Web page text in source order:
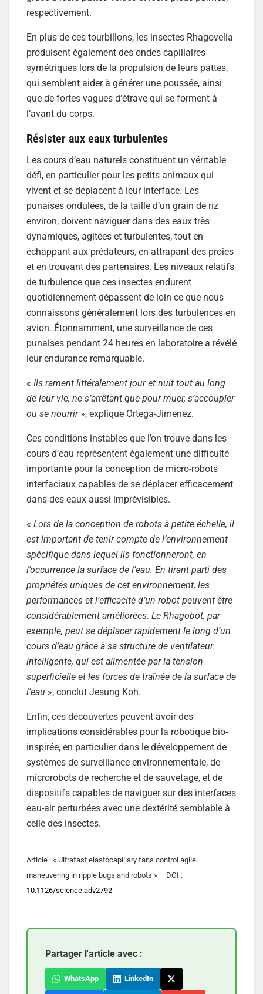
respectivement.
En plus de ces tourbillons, les insectes Rhagovelia
produisent également des ondes capillaires
symétriques lors de la propulsion de leurs pattes,
qui semblent aider à générer une poussée, ainsi
que de fortes vagues d’étrave qui se forment à
l’avant du corps.
Résister aux eaux turbulentes
Les cours d’eau naturels constituent un véritable
défi, en particulier pour les petits animaux qui
vivent et se déplacent à leur interface. Les
punaises ondulées, de la taille d’un grain de riz
environ, doivent naviguer dans des eaux très
dynamiques, agitées et turbulentes, tout en
échappant aux prédateurs, en attrapant des proies
et en trouvant des partenaires. Les niveaux relatifs
de turbulence que ces insectes endurent
quotidiennement dépassent de loin ce que nous
connaissons généralement lors des turbulences en
avion. Étonnamment, une surveillance de ces
punaises pendant 24 heures en laboratoire a révélé
leur endurance remarquable.
« Ils rament littéralement jour et nuit tout au long
de leur vie, ne s’arrêtant que pour muer, s’accoupler
ou se nourrir», explique Ortega-Jimenez.
Ces conditions instables que l’on trouve dans les
cours d’eau représentent également une difficulté
importante pour la conception de micro-robots
interfaciaux capables de se déplacer efficacement
dans des eaux aussi imprévisibles.
« Lors de la conception de robots à petite échelle, il
est important de tenir compte de l’environnement
spécifique dans lequel ils fonctionneront, en
l’occurrence la surface de l’eau. En tirant parti des
propriétés uniques de cet environnement, les
performances et l’efficacité d’un robot peuvent être
considérablement améliorées. Le Rhagobot, par
exemple, peut se déplacer rapidement le long d’un
cours d’eau grâce à sa structure de ventilateur
intelligente, qui est alimentée par la tension
superficielle et les forces de traînée de la surface de
l’eau », conclut Jesung Koh.
Enfin, ces découvertes peuvent avoir des
implications considérables pour la robotique bio-
inspirée, en particulier dans le développement de
systèmes de surveillance environnementale, de
microrobots de recherche et de sauvetage, et de
dispositifs capables de naviguer sur des interfaces
eau-air perturbées avec une dextérité semblable à
celle des insectes.
Article : « Ultrafast elastocapillary fans control agile
maneuvering in ripple bugs and robots » – DOI :
10.1126/science.adv2792
Partager l'article avec :
WhatsApp LinkedIn